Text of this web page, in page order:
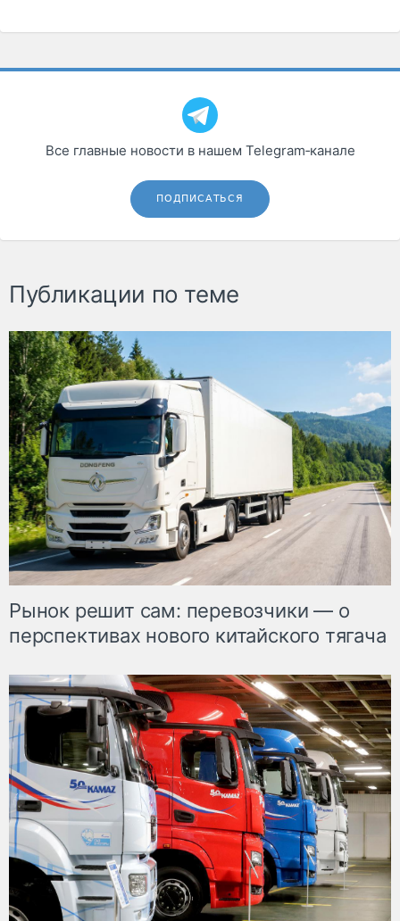
Все главные новости в нашем Telegram‑канале
ПОДПИСАТЬСЯ
Публикации по теме
Рынок решит сам: перевозчики — о
перспективах нового китайского тягача